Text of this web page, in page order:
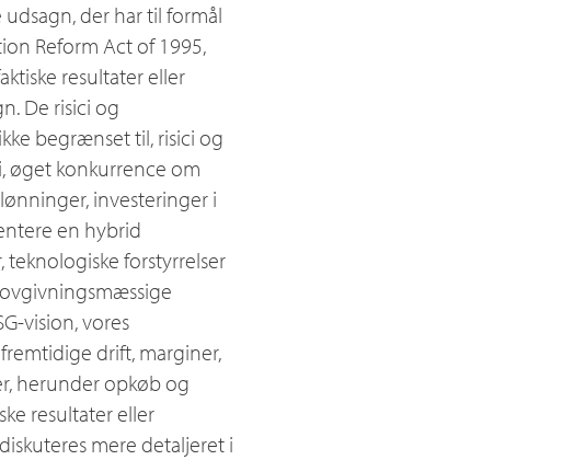
der har til formål
Reform Act of 1995,
resultater eller
De risici og
begrænset til, risici og
øget konkurrence om
investeringer i
en hybrid
forstyrrelser
vision, vores
drift, marginer,
herunder opkøb og
resultater eller
mere detaljeret i